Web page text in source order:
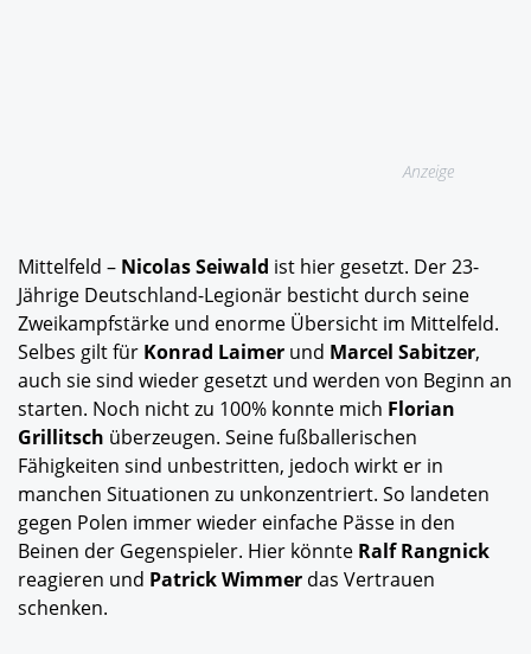
Anzeige
Mittelfeld – Nicolas Seiwald ist hier gesetzt. Der 23-
Jährige Deutschland-Legionär besticht durch seine
Zweikampfstärke und enorme Übersicht im Mittelfeld.
Selbes gilt für Konrad Laimer und Marcel Sabitzer,
auch sie sind wieder gesetzt und werden von Beginn an
starten. Noch nicht zu 100% konnte mich Florian
Grillitsch überzeugen. Seine fußballerischen
Fähigkeiten sind unbestritten, jedoch wirkt er in
manchen Situationen zu unkonzentriert. So landeten
gegen Polen immer wieder einfache Pässe in den
Beinen der Gegenspieler. Hier könnte Ralf Rangnick
reagieren und Patrick Wimmer das Vertrauen
schenken.